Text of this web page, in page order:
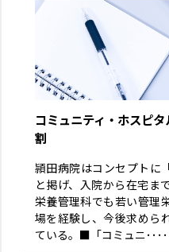
コミュニティ・ホスピ
割
頴田病院はコンセプトに
と掲げ、入院から在宅ま
栄養管理科でも若い管理
場を経験し、今後求めら
ている。■「コミュニ････